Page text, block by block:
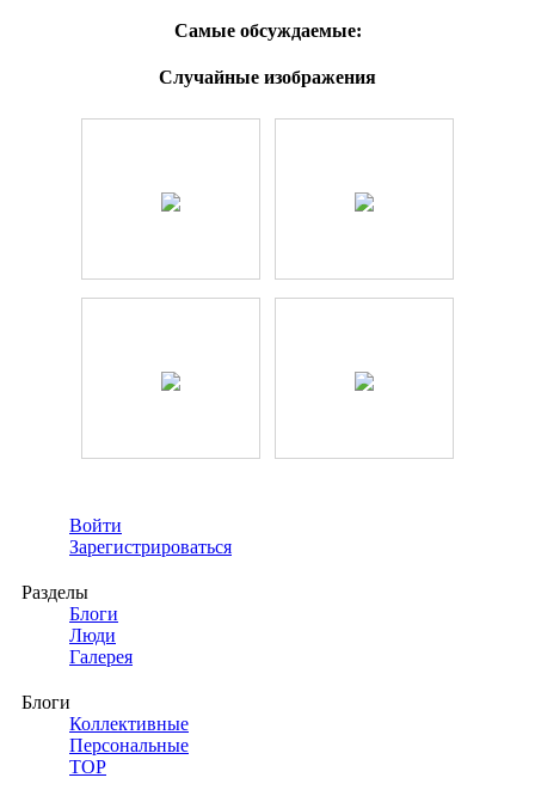
Самые обсуждаемые:
Случайные изображения
Войти
Зарегистрироваться
Разделы
Блоги
Люди
Галерея
Блоги
Коллективные
Персональные
TOP